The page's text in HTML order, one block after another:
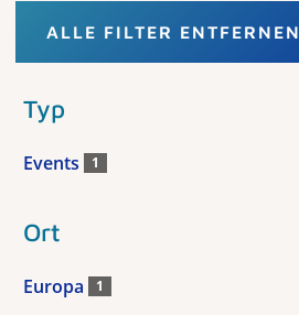
ALLE FILTER ENTFERNEN
Typ
Events 1
Ort
Europa 1